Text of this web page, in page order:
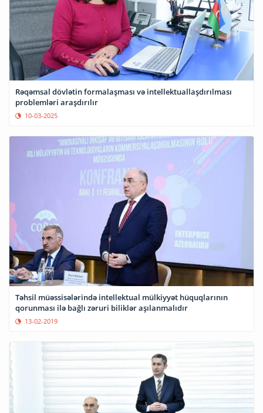
Rəqəmsal dövlətin formalaşması və intellektuallaşdırılması
problemləri araşdırılır
10-03-2025
Təhsil müəssisələrində intellektual mülkiyyət hüquqlarının
qorunması ilə bağlı zəruri biliklər aşılanmalıdır
13-02-2019